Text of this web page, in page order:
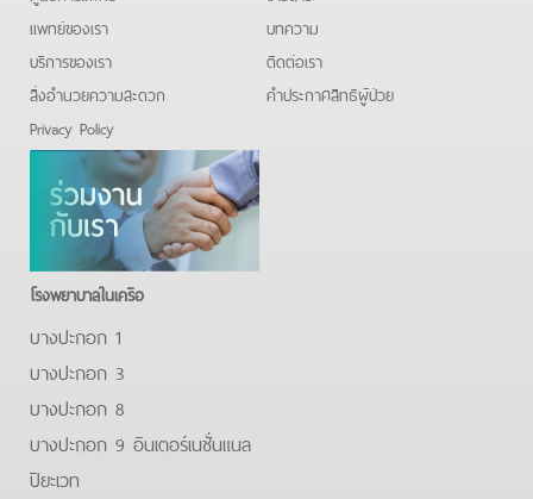
แพทย์ของเรา
บริการของเรา
สิ่งอำนวยความสะดวก
Privacy Policy
บทความ
ติดต่อเรา
คําประกาศสิทธิผู้ป่วย
โรงพยาบาลในเครือ
บางปะกอก 1
บางปะกอก 3
บางปะกอก 8
บางปะกอก 9 อินเตอร์เนชั่นแนล
ปิยะเวท